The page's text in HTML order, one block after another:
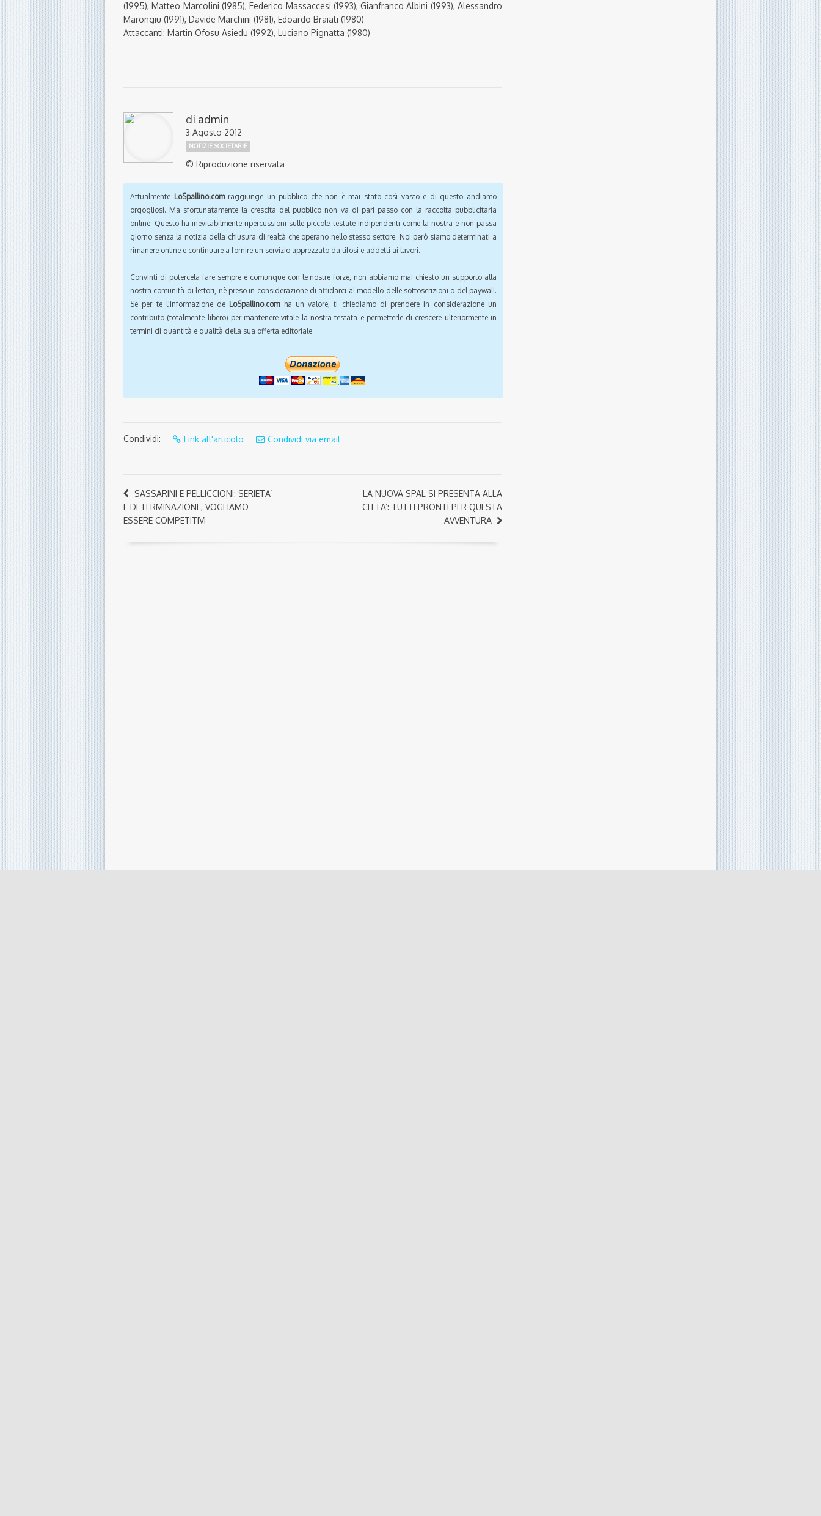
(1995), Matteo Marcolini (1985), Federico Massaccesi (1993), Gianfranco Albini (1993), Alessandro
Marongiu (1991), Davide Marchini (1981), Edoardo Braiati (1980)
Attaccanti: Martin Ofosu Asiedu (1992), Luciano Pignatta (1980)
di admin
3 Agosto 2012
NOTIZIE SOCIETARIE
© Riproduzione riservata
Attualmente LoSpallino.comraggiunge un pubblico che non è mai stato così vasto e di questo andiamo
orgogliosi. Ma sfortunatamente la crescita del pubblico non va di pari passo con la raccolta pubblicitaria
online. Questo ha inevitabilmente ripercussioni sulle piccole testate indipendenti come la nostra e non passa
giorno senza la notizia della chiusura di realtà che operano nello stesso settore. Noi però siamo determinati a
rimanere online e continuare a fornire un servizio apprezzato da tifosi e addetti ai lavori.
Convinti di potercela fare sempre e comunque con le nostre forze, non abbiamo mai chiesto un supporto alla
nostra comunità di lettori, nè preso in considerazione di affidarci al modello delle sottoscrizioni o del paywall.
Se per te l'informazione de LoSpallino.comha un valore, ti chiediamo di prendere in considerazione un
contributo (totalmente libero) per mantenere vitale la nostra testata e permetterle di crescere ulteriormente in
termini di quantità e qualità della sua offerta editoriale.
Condividi: Link all'articolo Condividi via email
SASSARINI E PELLICCIONI: SERIETA’
E DETERMINAZIONE, VOGLIAMO
ESSERE COMPETITIVI
LA NUOVA SPAL SI PRESENTA ALLA
CITTA’: TUTTI PRONTI PER QUESTA
AVVENTURA